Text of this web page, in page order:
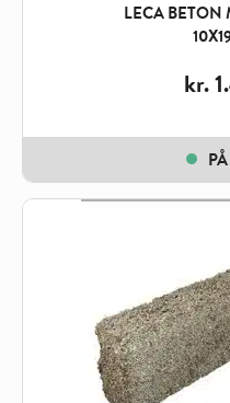
LECA BETON
kr.